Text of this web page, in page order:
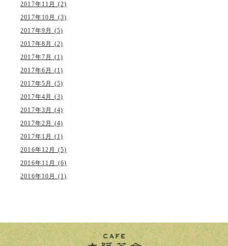
2017年11月 (2)
2017年10月 (3)
2017年9月 (5)
2017年8月 (2)
2017年7月 (1)
2017年6月 (1)
2017年5月 (5)
2017年4月 (3)
2017年3月 (4)
2017年2月 (4)
2017年1月 (1)
2016年12月 (5)
2016年11月 (6)
2016年10月 (1)